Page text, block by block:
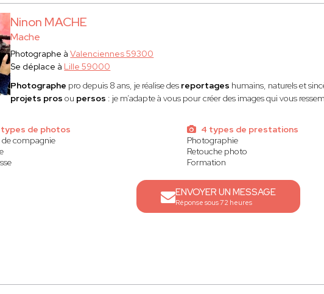
Ninon MACHE
Mache
Photographe àValenciennes 59300
Se déplace à Lille 59000
Photographe pro depuis 8 ans, je réalise des reportages humains, naturels et
projets pros ou persos : je m’adapte à vous pour créer des images qui vous
de photos
compagnie
4 types de prestations
Photographie
Retouche photo
Formation
ENVOYER UN MESSAGE
Réponse sous 72 heures